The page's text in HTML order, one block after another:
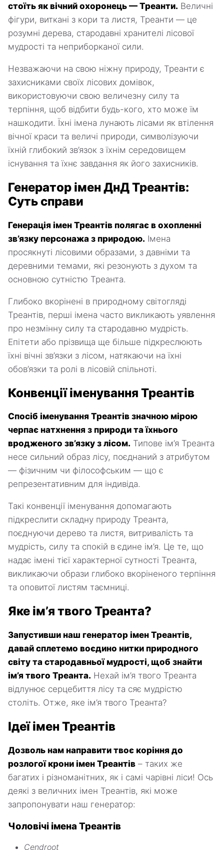
стоїть як вічний охоронець — Треанти. Величні
фігури, виткані з кори та листя, Треанти — це
розумні дерева, стародавні хранителі лісової
мудрості та неприборканої сили.
Незважаючи на свою ніжну природу, Треанти є
захисниками своїх лісових домівок,
використовуючи свою величезну силу та
терпіння, щоб відбити будь-кого, хто може їм
нашкодити. Їхні імена лунають лісами як втілення
вічної краси та величі природи, символізуючи
їхній глибокий зв’язок з їхнім середовищем
існування та їхнє завдання як його захисників.
Генератор імен ДнД Треантів:
Суть справи
Генерація імен Треантів полягає в охопленні
зв’язку персонажа з природою. Імена
просякнуті лісовими образами, з давніми та
деревними темами, які резонують з духом та
основною сутністю Треанта.
Глибоко вкорінені в природному світогляді
Треантів, перші імена часто викликають уявлення
про незмінну силу та стародавню мудрість.
Епітети або прізвища ще більше підкреслюють
їхні вічні зв’язки з лісом, натякаючи на їхні
обов’язки та ролі в лісовій спільноті.
Конвенції іменування Треантів
Спосіб іменування Треантів значною мірою
черпає натхнення з природи та їхнього
вродженого зв’язку з лісом. Типове ім’я Треанта
несе сильний образ лісу, поєднаний з атрибутом
— фізичним чи філософським — що є
репрезентативним для індивіда.
Такі конвенції іменування допомагають
підкреслити складну природу Треанта,
поєднуючи дерево та листя, витривалість та
мудрість, силу та спокій в єдине ім’я. Це те, що
надає імені тієї характерної сутності Треанта,
викликаючи образи глибоко вкоріненого терпіння
та оповитої листям таємниці.
Яке ім’я твого Треанта?
Запустивши наш генератор імен Треантів,
давай сплетемо воєдино нитки природного
світу та стародавньої мудрості, щоб знайти
ім’я твого Треанта. Нехай ім’я твого Треанта
відлунює серцебиття лісу та сяє мудрістю
століть. Отже, яке ім’я твого Треанта?
Ідеї імен Треантів
Дозволь нам направити твоє коріння до
розлогої крони імен Треантів – таких же
багатих і різноманітних, як і самі чарівні ліси! Ось
деякі з величних імен Треантів, які може
запропонувати наш генератор:
Чоловічі імена Треантів
Cendroot